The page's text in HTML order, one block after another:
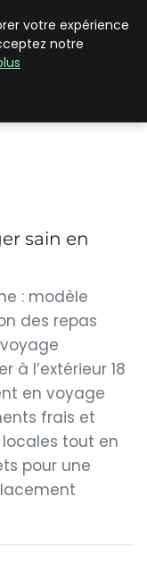
sain en
: modèle
des repas
à l’extérieur 18
en voyage
frais et
tout en
pour une
votre expérience
notre